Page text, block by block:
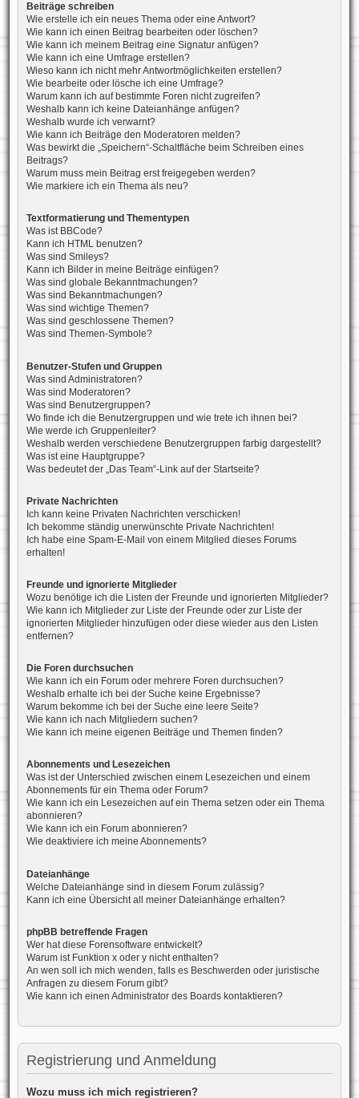
Beiträge schreiben
Wie erstelle ich ein neues Thema oder eine Antwort?
Wie kann ich einen Beitrag bearbeiten oder löschen?
Wie kann ich meinem Beitrag eine Signatur anfügen?
Wie kann ich eine Umfrage erstellen?
Wieso kann ich nicht mehr Antwortmöglichkeiten erstellen?
Wie bearbeite oder lösche ich eine Umfrage?
Warum kann ich auf bestimmte Foren nicht zugreifen?
Weshalb kann ich keine Dateianhänge anfügen?
Weshalb wurde ich verwarnt?
Wie kann ich Beiträge den Moderatoren melden?
Was bewirkt die „Speichern“-Schaltfläche beim Schreiben eines
Beitrags?
Warum muss mein Beitrag erst freigegeben werden?
Wie markiere ich ein Thema als neu?
Textformatierung und Thementypen
Was ist BBCode?
Kann ich HTML benutzen?
Was sind Smileys?
Kann ich Bilder in meine Beiträge einfügen?
Was sind globale Bekanntmachungen?
Was sind Bekanntmachungen?
Was sind wichtige Themen?
Was sind geschlossene Themen?
Was sind Themen-Symbole?
Benutzer-Stufen und Gruppen
Was sind Administratoren?
Was sind Moderatoren?
Was sind Benutzergruppen?
Wo finde ich die Benutzergruppen und wie trete ich ihnen bei?
Wie werde ich Gruppenleiter?
Weshalb werden verschiedene Benutzergruppen farbig dargestellt?
Was ist eine Hauptgruppe?
Was bedeutet der „Das Team“-Link auf der Startseite?
Private Nachrichten
Ich kann keine Privaten Nachrichten verschicken!
Ich bekomme ständig unerwünschte Private Nachrichten!
Ich habe eine Spam-E-Mail von einem Mitglied dieses Forums
erhalten!
Freunde und ignorierte Mitglieder
Wozu benötige ich die Listen der Freunde und ignorierten Mitglieder?
Wie kann ich Mitglieder zur Liste der Freunde oder zur Liste der
ignorierten Mitglieder hinzufügen oder diese wieder aus den Listen
entfernen?
Die Foren durchsuchen
Wie kann ich ein Forum oder mehrere Foren durchsuchen?
Weshalb erhalte ich bei der Suche keine Ergebnisse?
Warum bekomme ich bei der Suche eine leere Seite?
Wie kann ich nach Mitgliedern suchen?
Wie kann ich meine eigenen Beiträge und Themen finden?
Abonnements und Lesezeichen
Was ist der Unterschied zwischen einem Lesezeichen und einem
Abonnements für ein Thema oder Forum?
Wie kann ich ein Lesezeichen auf ein Thema setzen oder ein Thema
abonnieren?
Wie kann ich ein Forum abonnieren?
Wie deaktiviere ich meine Abonnements?
Dateianhänge
Welche Dateianhänge sind in diesem Forum zulässig?
Kann ich eine Übersicht all meiner Dateianhänge erhalten?
phpBB betreffende Fragen
Wer hat diese Forensoftware entwickelt?
Warum ist Funktion x oder y nicht enthalten?
An wen soll ich mich wenden, falls es Beschwerden oder juristische
Anfragen zu diesem Forum gibt?
Wie kann ich einen Administrator des Boards kontaktieren?
Registrierung und Anmeldung
Wozu muss ich mich registrieren?